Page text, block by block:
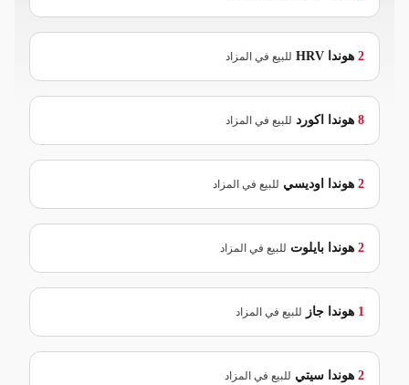
2 هوندا HRV للبيع في المزاد
8 هوندا اكورد للبيع في المزاد
2 هوندا اوديسي للبيع في المزاد
2 هوندا بايلوت للبيع في المزاد
1 هوندا جاز للبيع في المزاد
2 هوندا سيتي للبيع في المزاد